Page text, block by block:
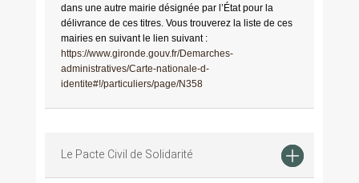
dans une autre mairie désignée par l’État pour la
délivrance de ces titres. Vous trouverez la liste de ces
mairies en suivant le lien suivant :
https://www.gironde.gouv.fr/Demarches-
administratives/Carte-nationale-d-
identite#!/particuliers/page/N358
Le Pacte Civil de Solidarité